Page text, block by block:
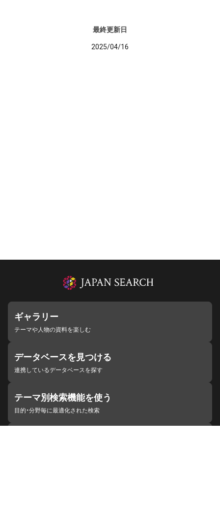
最終更新日
2025/04/16
ギャラリー
テーマや人物の資料を楽しむ
データベースを見つける
連携しているデータベースを探す
テーマ別検索機能を使う
目的・分野毎に最適化された検索